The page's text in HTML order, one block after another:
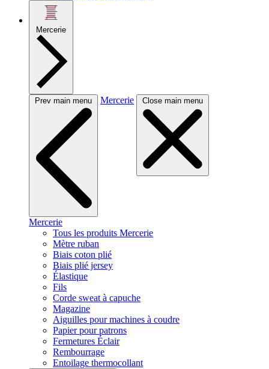
Mercerie
Prev main menu Mercerie Close main menu
Mercerie
Tous les produits Mercerie
Mètre ruban
Biais coton plié
Biais plié jersey
Élastique
Fils
Corde sweat à capuche
Magazine
Aiguilles pour machines à coudre
Papier pour patrons
Fermetures Éclair
Rembourrage
Entoilage thermocollant